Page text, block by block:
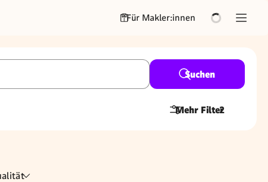
Für Makler:innen
Suchen
Mehr Filter
2